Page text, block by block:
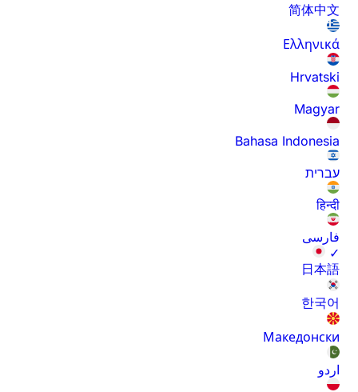
简体中文
Ελληνικά
Hrvatski
Magyar
Bahasa Indonesia
עברית
हिन्दी
فارسی
✓
日本語
한국어
Македонски
اردو